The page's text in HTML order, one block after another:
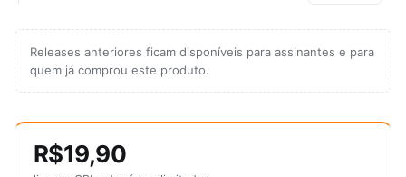
Releases anteriores ficam disponíveis para assinantes e para
quem já comprou este produto.
R$19,90